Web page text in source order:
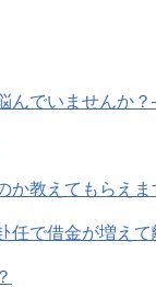
んでいませんか
か教えてもらえま
任で借金が増え